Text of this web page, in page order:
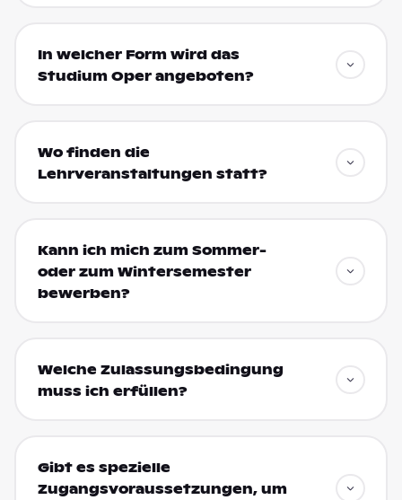
In welcher Form wird das
Studium Oper angeboten?
Wo finden die
Lehrveranstaltungen statt?
Kann ich mich zum Sommer-
oder zum Wintersemester
bewerben?
Welche Zulassungsbedingung
muss ich erfüllen?
Gibt es spezielle
Zugangsvoraussetzungen, um